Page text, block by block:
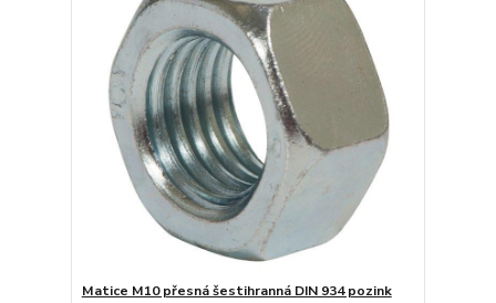
Matice M10 přesná šestihranná DIN 934 pozink